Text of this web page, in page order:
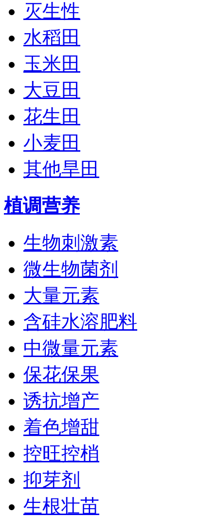
灭生性
水稻田
玉米田
大豆田
花生田
小麦田
其他旱田
植调营养
生物刺激素
微生物菌剂
大量元素
含硅水溶肥料
中微量元素
保花保果
诱抗增产
着色增甜
控旺控梢
抑芽剂
生根壮苗